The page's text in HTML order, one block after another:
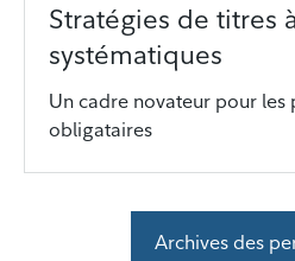
Stratégies de titres
systématiques
Un cadre novateur pour les
obligataires
Archives des